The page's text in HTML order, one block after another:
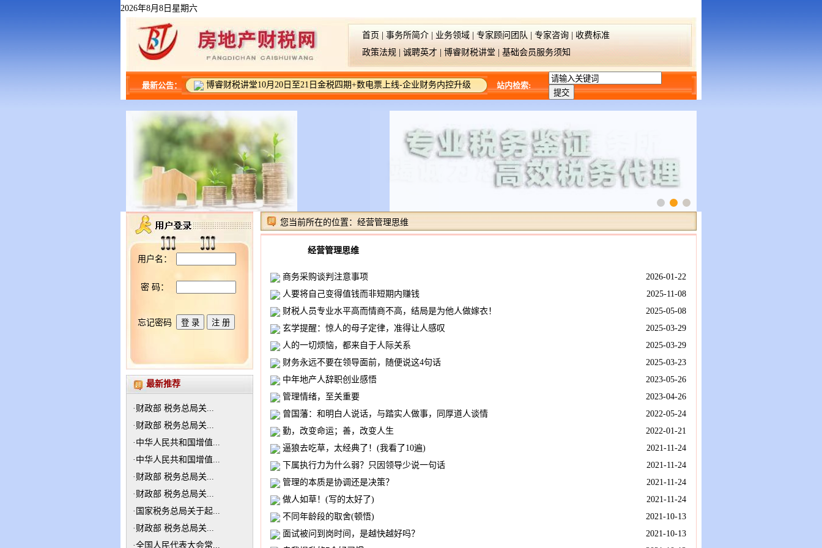
2026年8月8日星期六
首页 事务所简介| 业务领域| 专家顾问团队 专家咨询| 收费标准
政策法规
诚聘英才 博睿财税讲堂 基础会员服务须知
最新公告： 博睿财税讲堂10月20日至21日金税四期+数电票上线-企业财务内控升级 站内检索:
用户名：
密 码：
忘记密码
最新推荐
· 财政部 税务总局关...
· 财政部 税务总局关...
· 中华人民共和国增值...
· 中华人民共和国增值...
· 财政部 税务总局关...
· 财政部 税务总局关...
· 国家税务总局关于起...
· 财政部 税务总局关...
·全国人民代表大会常...
您当前所在的位置： 经营管理思维
经营管理思维
商务采购谈判注意事项
2026-01-22
人要将自己变得值钱而非短期内赚钱
2025-11-08
财税人员专业水平高而情商不高，结局是为他人做嫁衣！
2025-05-08
玄学提醒：惊人的母子定律，准得让人感叹
2025-03-29
人的一切烦恼，都来自于人际关系
2025-03-29
财务永远不要在领导面前，随便说这4句话
2025-03-23
中年地产人辞职创业感悟
2023-05-26
管理情绪，至关重要
2023-04-26
曾国藩：和明白人说话，与踏实人做事，同厚道人谈情
2022-05-24
勤，改变命运；善，改变人生
2022-01-21
逼狼去吃草，太经典了！(我看了10遍)
2021-11-24
下属执行力为什么弱？只因领导少说一句话
2021-11-24
管理的本质是协调还是决策？
2021-11-24
做人如草！(写的太好了)
2021-11-24
不同年龄段的取舍(顿悟)
2021-10-13
面试被问到岗时间，是越快越好吗？
2021-10-13